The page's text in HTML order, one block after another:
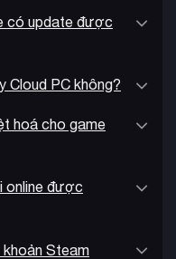
có update được
Cloud PC không?
hoá cho game
online được
khoản Steam